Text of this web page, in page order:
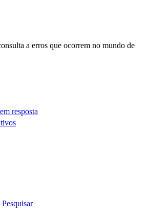
a erros que ocorrem no mundo de
resposta
Pesquisar